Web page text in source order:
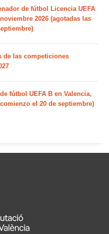
de fútbol Licencia UEFA
2026 (agotadas las
de las competiciones
fútbol UEFA B en Valencia,
el 20 de septiembre)